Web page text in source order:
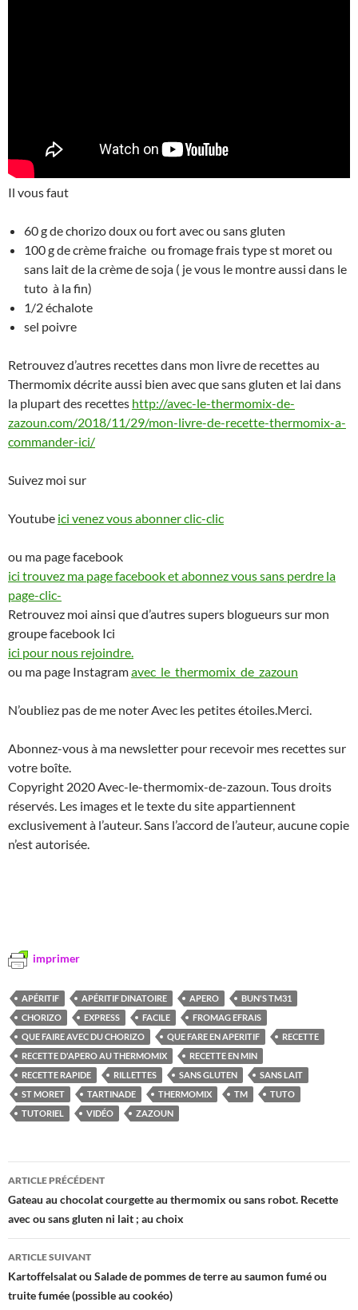
Il vous faut
60 g de chorizo doux ou fort avec ou sans gluten
100 g de crème fraiche ou fromage frais type st moret ou
sans lait de la crème de soja ( je vous le montre aussi dans le
tuto à la fin)
1/2 échalote
sel poivre
Retrouvez d’autres recettes dans mon livre de recettes au
Thermomix décrite aussi bien avec que sans gluten et lai dans
la plupart des recettes http://avec-le-thermomix-de-
zazoun.com/2018/11/29/mon-livre-de-recette-thermomix-a-
commander-ici/
Suivez moi sur
Youtube ici venez vous abonner clic-clic
ou ma page facebook
ici trouvez ma page facebook et abonnez vous sans perdre la
page-clic-
Retrouvez moi ainsi que d’autres supers blogueurs sur mon
groupe facebook Ici
ici pour nous rejoindre.
ou ma page Instagramavec_le_thermomix_de_zazoun
N’oubliez pas de me noter Avec les petites étoiles.Merci.
Abonnez-vous à ma newsletter pour recevoir mes recettes sur
votre boîte.
Copyright 2020 Avec-le-thermomix-de-zazoun. Tous droits
réservés. Les images et le texte du site appartiennent
exclusivement à l’auteur. Sans l’accord de l’auteur, aucune copie
n’est autorisée.
imprimer
APÉRITIF APÉRITIF DINATOIRE APERO
BUN'S TM31
CHORIZO
EXPRESS FACILE
FROMAG EFRAIS
QUE FAIRE AVEC DU CHORIZO
QUE FARE EN APERITIF
RECETTE
RECETTE D'APERO AU THERMOMIX
RECETTE EN MIN
RECETTE RAPIDE
RILLETTES SANS GLUTEN
SANS LAIT
ST MORET
TARTINADE THERMOMIX TM
TUTO
TUTORIEL
VIDÉO ZAZOUN
Navigation
des
articles
ARTICLE PRÉCÉDENT
Gateau au chocolat courgette au thermomix ou sans robot. Recette
avec ou sans gluten ni lait ; au choix
ARTICLE SUIVANT
Kartoffelsalat ou Salade de pommes de terre au saumon fumé ou
truite fumée (possible au cookéo)